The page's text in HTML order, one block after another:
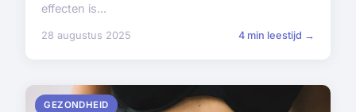
effecten is...
28 augustus 2025 4 min leestijd →
GEZONDHEID